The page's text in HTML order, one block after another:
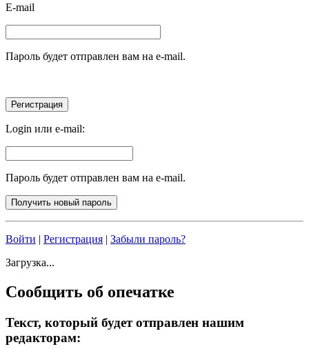
E-mail
Пароль будет отправлен вам на e-mail.
Login или e-mail:
Пароль будет отправлен вам на e-mail.
Войти | Регистрация | Забыли пароль?
Загрузка...
Сообщить об опечатке
Текст, который будет отправлен нашим
редакторам: